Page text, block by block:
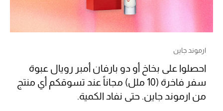
مجوهرات فاخرة للنساء
مجوهرات عصرية للنساء
ارموند جاين
احصلوا على بخاخ أو دو بارفان أمبر رويال عبوة
سفر فاخرة (10 ملل) مجاناً عند تسوقكم أي منتج
من ارموند جاين. حتى نفاد الكمية.